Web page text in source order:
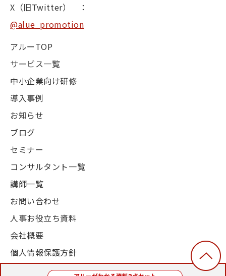
X（旧Twitter） ：
@alue_promotion
アルーTOP
サービス一覧
中小企業向け研修
導入事例
お知らせ
ブログ
セミナー
コンサルタント一覧
講師一覧
お問い合わせ
人事お役立ち資料
会社概要
個人情報保護方針